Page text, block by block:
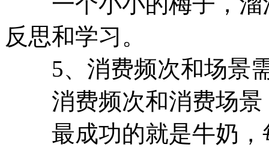
反思和学习。
5、消费频次和场景
消费频次和消费场景
最成功的就是牛奶，